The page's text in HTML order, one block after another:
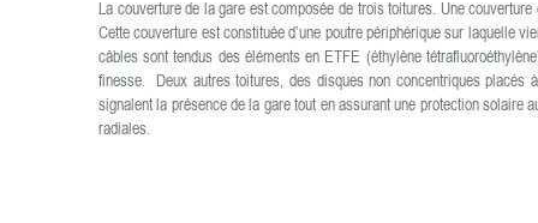
La couverture de la gare est composée de trois toitures. Une
Cette couverture est constituée d’une poutre périphérique sur laquelle
câbles sont tendus des éléments en ETFE (éthylène
finesse. Deux autres toitures, des disques non concentriques
signalent la présence de la gare tout en assurant une protection
radiales.